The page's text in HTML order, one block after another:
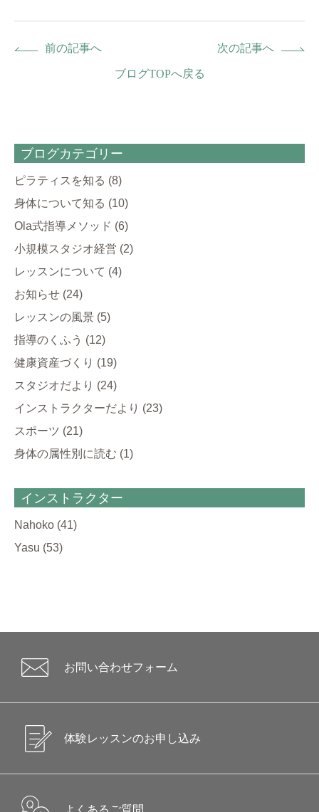
前の記事へ 次の記事へ
ブログTOPへ戻る
ブログカテゴリー
ピラティスを知る (8)
身体について知る (10)
Ola式指導メソッド (6)
小規模スタジオ経営 (2)
レッスンについて (4)
お知らせ (24)
レッスンの風景 (5)
指導のくふう (12)
健康資産づくり (19)
スタジオだより (24)
インストラクターだより (23)
スポーツ (21)
身体の属性別に読む (1)
インストラクター
Nahoko (41)
Yasu (53)
お問い合わせフォーム
体験レッスンのお申し込み
よくあるご質問